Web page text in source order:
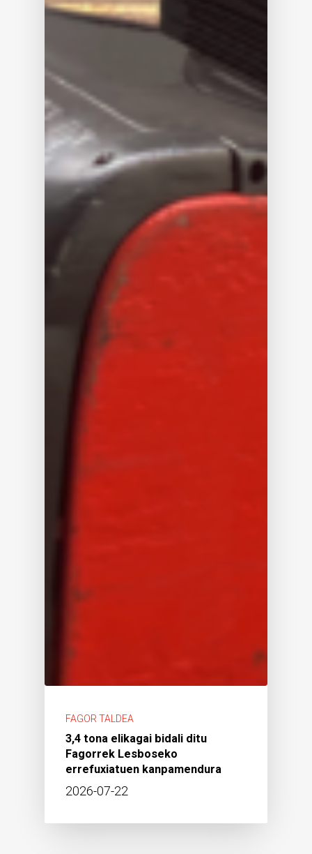
FAGOR TALDEA
3,4 tona elikagai bidali ditu
Fagorrek Lesboseko
errefuxiatuen kanpamendura
2026-07-22